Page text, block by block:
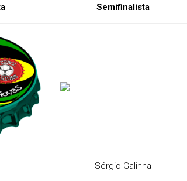
Semifinalista
Sérgio Galinha